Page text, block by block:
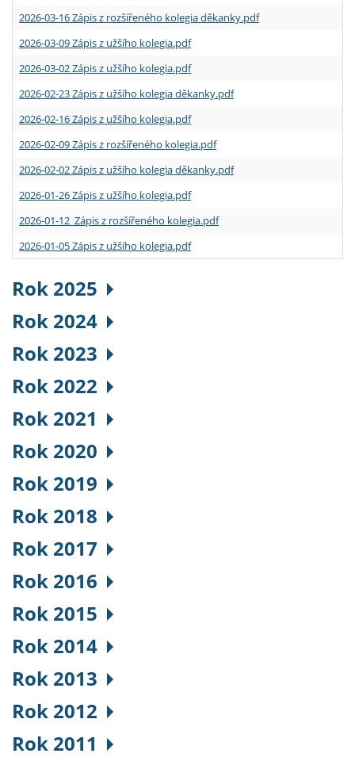
2026-03-16 Zápis z rozšířeného kolegia děkanky.pdf
2026-03-09 Zápis z užšího kolegia.pdf
2026-03-02 Zápis z užšího kolegia.pdf
2026-02-23 Zápis z užšího kolegia děkanky.pdf
2026-02-16 Zápis z užšího kolegia.pdf
2026-02-09 Zápis z rozšířeného kolegia.pdf
2026-02-02 Zápis z užšího kolegia děkanky.pdf
2026-01-26 Zápis z užšího kolegia.pdf
2026-01-12 Zápis z rozšířeného kolegia.pdf
2026-01-05 Zápis z užšího kolegia.pdf
Rok 2025
Rok 2024
Rok 2023
Rok 2022
Rok 2021
Rok 2020
Rok 2019
Rok 2018
Rok 2017
Rok 2016
Rok 2015
Rok 2014
Rok 2013
Rok 2012
Rok 2011